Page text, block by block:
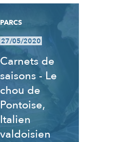
PARCS
27/05/2020
Carnets de
saisons - Le
chou de
Pontoise,
Italien
valdoisien